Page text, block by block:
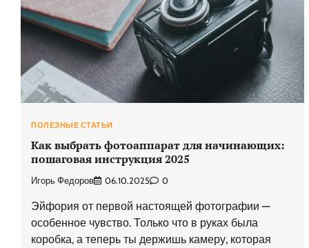
ПОЛЕЗНЫЕ СТАТЬИ
Как выбрать фотоаппарат для начинающих:
пошаговая инструкция 2025
Игорь Федоров 06.10.2025 0
Эйфория от первой настоящей фотографии —
особенное чувство. Только что в руках была
коробка, а теперь ты держишь камеру, которая